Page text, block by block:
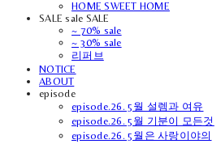
HOME SWEET HOME
SALE sale SALE
~ 70% sale
~ 30% sale
리퍼브
NOTICE
ABOUT
episode
episode.26. 5월 설렘과 여유
episode.26. 5월 기분이 모든것
episode.26. 5월은 사랑이야의